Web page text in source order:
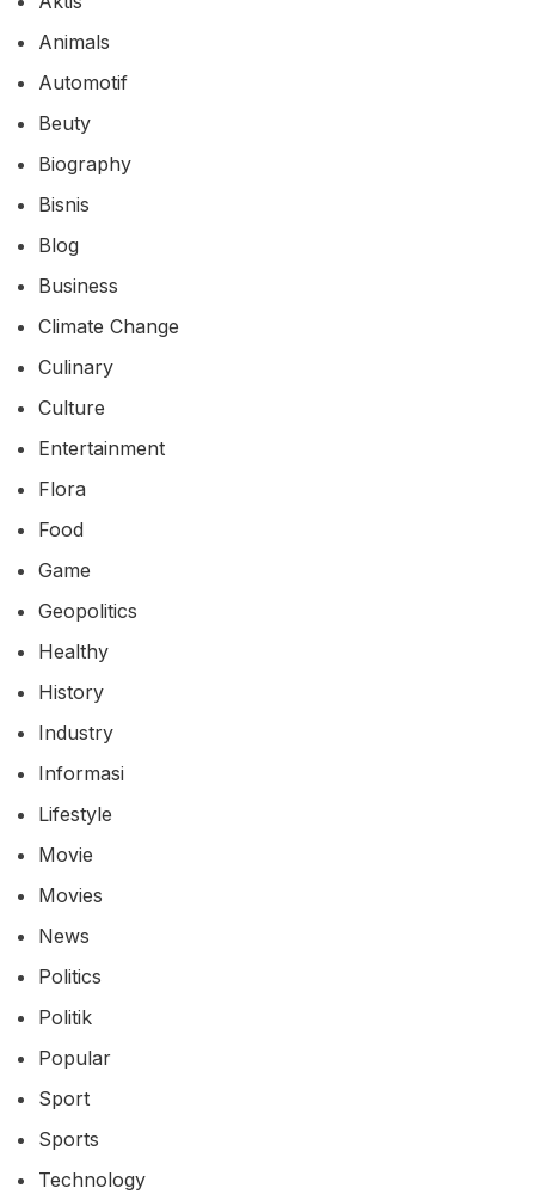
Animals
Automotif
Beuty
Biography
Bisnis
Blog
Business
Climate Change
Culinary
Culture
Entertainment
Flora
Food
Game
Geopolitics
Healthy
History
Industry
Informasi
Lifestyle
Movie
Movies
News
Politics
Politik
Popular
Sport
Sports
Technology